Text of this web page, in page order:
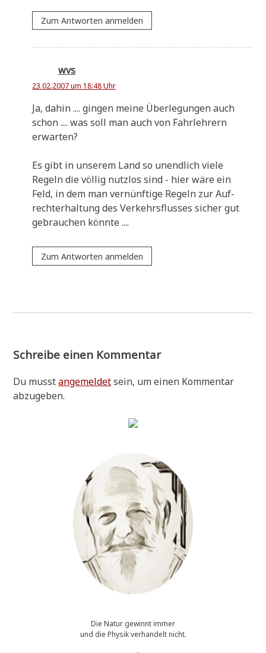
Zum Antworten anmelden
wvs
23.02.2007 um 18:48 Uhr
Ja, dahin .... gin­gen mei­ne Über­le­gun­gen auch
schon .... was soll man auch von Fahr­leh­rern
erwarten?
Es gibt in unse­rem Land so unend­lich vie­le
Regeln die völ­lig nutz­los sind - hier wäre ein
Feld, in dem man ver­nünf­ti­ge Regeln zur Auf­
recht­erhal­tung des Ver­kehrs­flus­ses sicher gut
gebrau­chen könnte ....
Zum Antworten anmelden
Schreibe einen Kommentar
Du musstangemeldetsein, um einen Kommentar
abzugeben.
Die Natur gewinnt immer
und die Physik verhandelt nicht.